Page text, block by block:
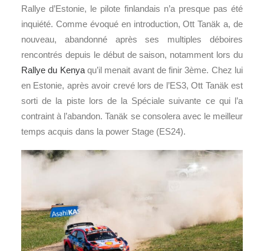
Rallye d’Estonie, le pilote finlandais n’a presque pas été
inquiété. Comme évoqué en introduction, Ott Tanäk a, de
nouveau, abandonné après ses multiples déboires
rencontrés depuis le début de saison, notamment lors du
Rallye du Kenyaqu’il menait avant de finir 3ème. Chez lui
en Estonie, après avoir crevé lors de l’ES3, Ott Tanäk est
sorti de la piste lors de la Spéciale suivante ce qui l’a
contraint à l’abandon. Tanäk se consolera avec le meilleur
temps acquis dans la power Stage (ES24).